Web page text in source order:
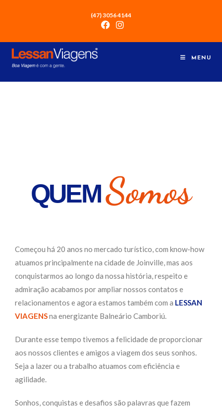
(47) 3056 4144
MENU
QUEMSomos
Começou há 20 anos no mercado turístico, com know-how
atuamos principalmente na cidade de Joinville, mas aos
conquistarmos ao longo da nossa história, respeito e
admiração acabamos por ampliar nossos contatos e
relacionamentos e agora estamos também com a LESSAN
VIAGENSna energizante Balneário Camboriú.
Durante esse tempo tivemos a felicidade de proporcionar
aos nossos clientes e amigos a viagem dos seus sonhos.
Seja a lazer ou a trabalho atuamos com eficiência e
agilidade.
Sonhos, conquistas e desafios são palavras que fazem